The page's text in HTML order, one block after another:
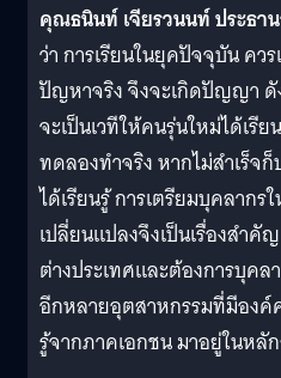
คุณธนินท์ เจียรวนนท์ ประธ
ว่า การเรียนในยุคปัจจุบัน คว
ปัญหาจริง จึงจะเกิดปัญญา
จะเป็นเวทีให้คนรุ่นใหม่ได้เ
ทดลองทำจริง หากไม่สำเร็จ
ได้เรียนรู้ การเตรียมบุคลาก
เปลี่ยนแปลงจึงเป็นเรื่องสำ
ต่างประเทศและต้องการบุค
อีกหลายอุตสาหกรรมที่มีองค์
รู้จากภาคเอกชน มาอยู่ในหลั